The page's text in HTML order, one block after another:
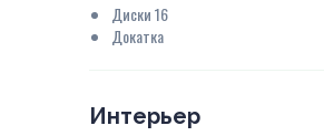
Диски 16
Докатка
Интерьер